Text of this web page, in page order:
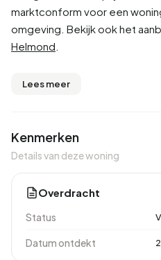
marktconform voor een
omgeving. Bekijk ook het
Helmond
Lees meer
Kenmerken
Details van deze woning
Overdracht
Status
Datum ontdekt